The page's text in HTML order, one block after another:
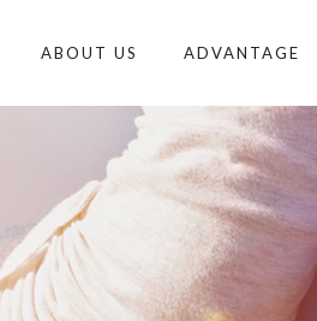
ABOUT US ADVANTAGE